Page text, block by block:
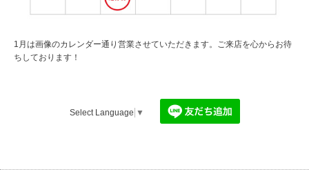
1月は画像のカレンダー通り営業させていただきます。ご来店を心からお待
ちしております！
Select Language ▼